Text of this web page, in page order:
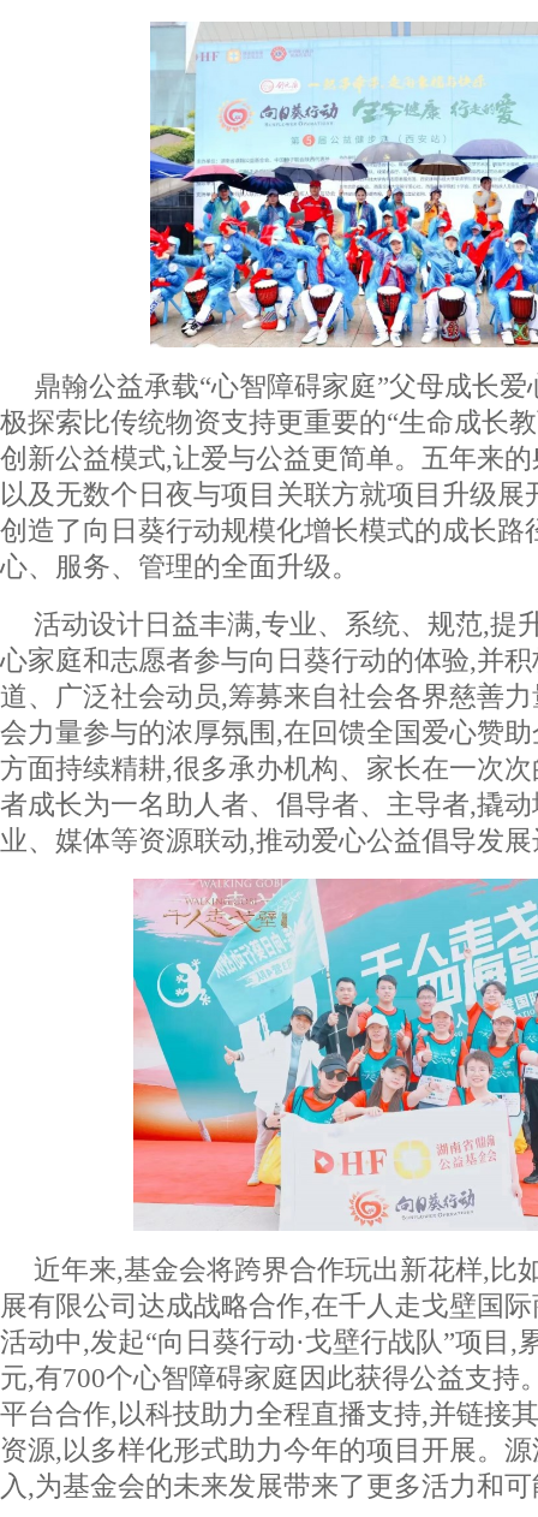
鼎翰公益承载“心智障碍家庭”父母成长
极探索比传统物资支持更重要的“生命成长
创新公益模式,让爱与公益更简单。五年来
以及无数个日夜与项目关联方就项目升级展
创造了向日葵行动规模化增长模式的成长路
心、服务、管理的全面升级。
活动设计日益丰满,专业、系统、规范,提
心家庭和志愿者参与向日葵行动的体验,并
道、广泛社会动员,筹募来自社会各界慈善
会力量参与的浓厚氛围,在回馈全国爱心赞
方面持续精耕,很多承办机构、家长在一次
者成长为一名助人者、倡导者、主导者,撬
业、媒体等资源联动,推动爱心公益倡导发
近年来,基金会将跨界合作玩出新花样,比
展有限公司达成战略合作,在千人走戈壁国
活动中,发起“向日葵行动·戈壁行战队”项目,
元,有700个心智障碍家庭因此获得公益支持
平台合作,以科技助力全程直播支持,并链接
资源,以多样化形式助力今年的项目开展。
入,为基金会的未来发展带来了更多活力和